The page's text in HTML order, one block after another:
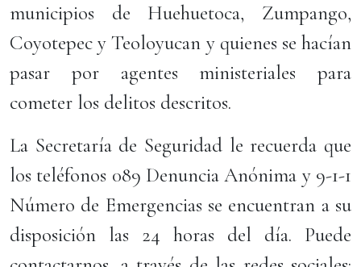
municipios de Huehuetoca, Zumpango,
Coyotepec y Teoloyucan y quienes se hacían
pasar por agentes ministeriales para
cometer los delitos descritos.
La Secretaría de Seguridad le recuerda que
los teléfonos 089 Denuncia Anónima y 9-1-1
Número de Emergencias se encuentran a su
disposición las 24 horas del día. Puede